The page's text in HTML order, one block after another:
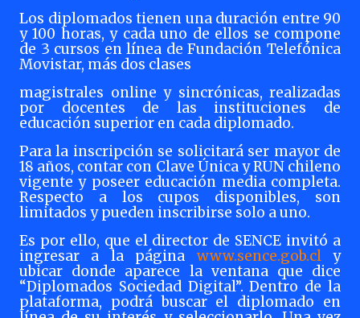
Los diplomados tienen una duración entre 90
y 100 horas, y cada uno de ellos se compone
de 3 cursos en línea de Fundación Telefónica
Movistar, más dos clases
magistrales online y sincrónicas, realizadas
por docentes de las instituciones de
educación superior en cada diplomado.
Para la inscripción se solicitará ser mayor de
18 años, contar con Clave Única y RUN chileno
vigente y poseer educación media completa.
Respecto a los cupos disponibles, son
limitados y pueden inscribirse solo a uno.
Es por ello, que el director de SENCE invitó a
ingresar a la página www.sence.gob.cly
ubicar donde aparece la ventana que dice
“Diplomados Sociedad Digital”. Dentro de la
plataforma, podrá buscar el diplomado en